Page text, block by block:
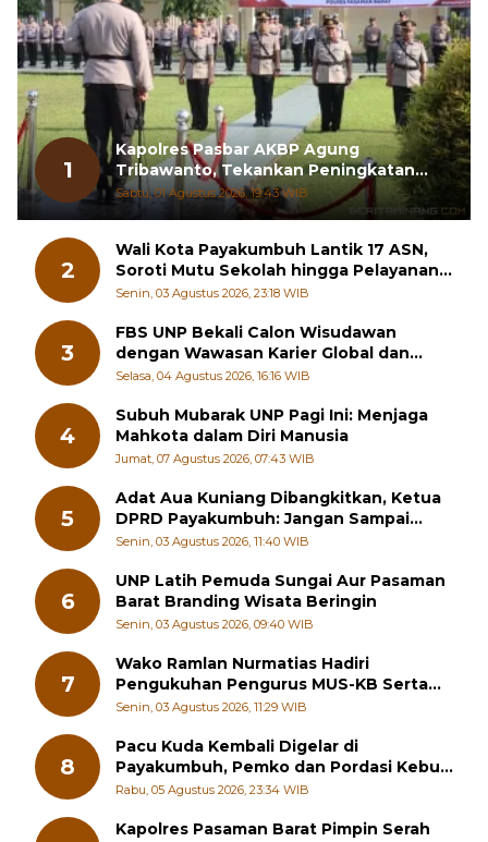
1
Kapolres Pasbar AKBP Agung
Tribawanto, Tekankan Peningkatan
Pelayanan dan Sinergi dengan
Masyarakat
Sabtu, 01 Agustus 2026, 19:43 WIB
2
Wali Kota Payakumbuh Lantik 17 ASN,
Soroti Mutu Sekolah hingga Pelayanan
RSUD
Senin, 03 Agustus 2026, 23:18 WIB
3
FBS UNP Bekali Calon Wisudawan
dengan Wawasan Karier Global dan
Kewirausahaan Kreatif
Selasa, 04 Agustus 2026, 16:16 WIB
4
Subuh Mubarak UNP Pagi Ini: Menjaga
Mahkota dalam Diri Manusia
Jumat, 07 Agustus 2026, 07:43 WIB
5
Adat Aua Kuniang Dibangkitkan, Ketua
DPRD Payakumbuh: Jangan Sampai
Generasi Muda Hilang Jati Diri
Senin, 03 Agustus 2026, 11:40 WIB
6
UNP Latih Pemuda Sungai Aur Pasaman
Barat Branding Wisata Beringin
Senin, 03 Agustus 2026, 09:40 WIB
7
Wako Ramlan Nurmatias Hadiri
Pengukuhan Pengurus MUS-KB Serta
LMKB Periode 2026-2031,
Senin, 03 Agustus 2026, 11:29 WIB
8
Pacu Kuda Kembali Digelar di
Payakumbuh, Pemko dan Pordasi Kebut
Persiapan!
Rabu, 05 Agustus 2026, 23:34 WIB
Kapolres Pasaman Barat Pimpin Serah